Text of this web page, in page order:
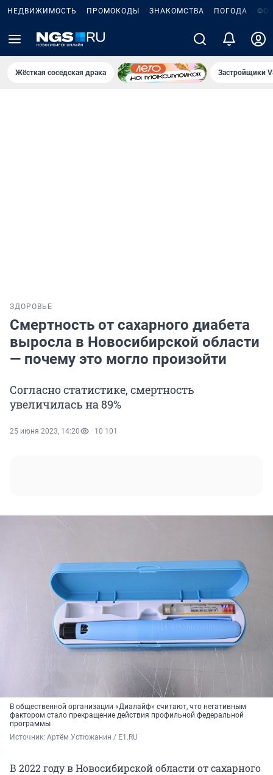
НЕДВИЖИМОСТЬ ПРОМОКОДЫ ЗНАКОМСТВА ПОГОДА
Жёсткая соседская драка Застройщики
ЗДОРОВЬЕ
Смертность от сахарного диабета
выросла в Новосибирской области
— почему это могло произойти
Согласно статистике, смертность
увеличилась на 89%
25 июня 2023, 14:20 10 101
В общественной организации «Диалайф» считают, что негативным
фактором стало прекращение действия профильной федеральной
программы
Источник: Артём Устюжанин / E1.RU
В 2022 году в Новосибирской области от сахарного